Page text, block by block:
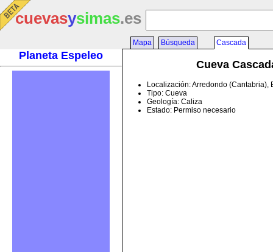
cuevasysimas.es
Planeta Espeleo
Mapa Búsqueda Cascada
Cueva
Localización: Arredondo (Cantabria),
Tipo: Cueva
Geología: Caliza
Estado: Permiso necesario